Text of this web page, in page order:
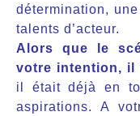
détermination,
talents d’acteur.
Alors que le
votre intention, il
il était déjà en
aspirations. A